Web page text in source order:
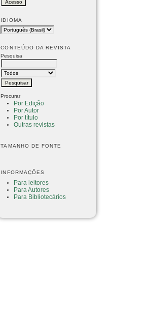
IDIOMA
CONTEÚDO DA REVISTA
Pesquisa
Procurar
Por Edição
Por Autor
Por título
Outras revistas
TAMANHO DE FONTE
INFORMAÇÕES
Para leitores
Para Autores
Para Bibliotecários